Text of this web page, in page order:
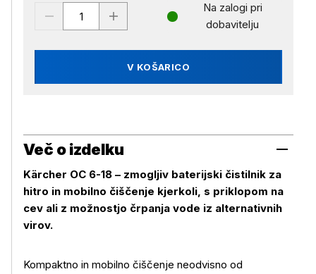
V KOŠARICO
Na zalogi pri
dobavitelju
Več o izdelku
Kärcher OC 6-18 – zmogljiv baterijski čistilnik za
hitro in mobilno čiščenje kjerkoli, s priklopom na
cev ali z možnostjo črpanja vode iz alternativnih
virov.
Kompaktno in mobilno čiščenje neodvisno od